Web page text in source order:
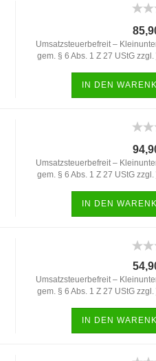
Umsatzsteuerbefreit –
gem. § 6 Abs. 1 Z 27 UStG zzgl.
IN DEN
Umsatzsteuerbefreit –
gem. § 6 Abs. 1 Z 27 UStG zzgl.
IN DEN
Umsatzsteuerbefreit –
gem. § 6 Abs. 1 Z 27 UStG zzgl.
IN DEN